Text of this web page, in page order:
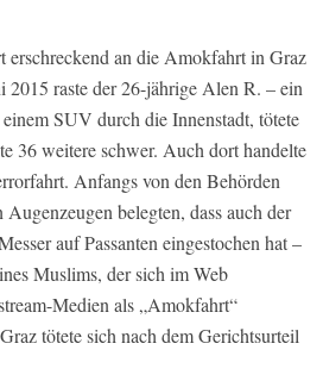
erschreckend an die Amokfahrt in Graz
2015 raste der 26-jährige Alen R. – ein
SUV durch die Innenstadt, tötete
36 weitere schwer. Auch dort handelte
Anfangs von den Behörden
belegten, dass auch der
auf Passanten eingestochen hat –
Muslims, der sich im Web
Medien als „Amokfahrt“
tötete sich nach dem Gerichtsurteil